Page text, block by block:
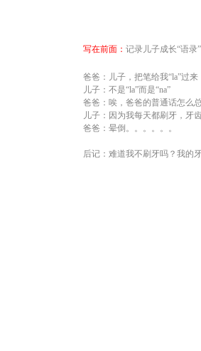
写在前面： 记录儿子成长“语录
爸爸：儿子，把笔给我“la”过来
儿子：不是“la”而是“na”
爸爸：唉，爸爸的普通话怎么
儿子：因为我每天都刷牙，牙
爸爸：晕倒。。。。。。
后记：难道我不刷牙吗？我的